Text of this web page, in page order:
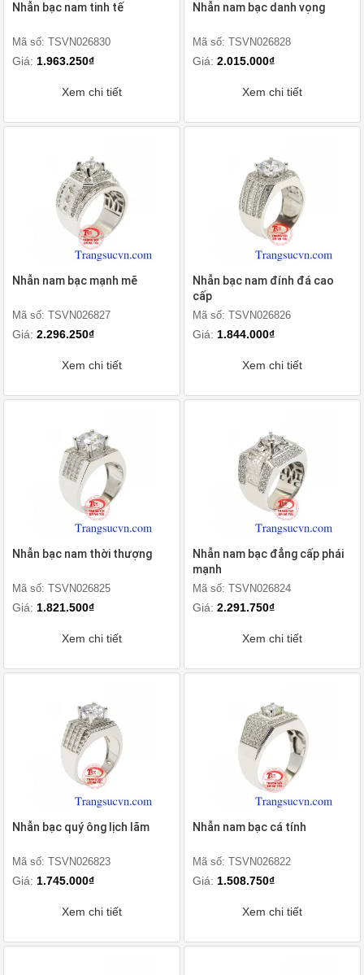
Nhẫn bạc nam tinh tế
Mã số: TSVN026830
Giá: 1.963.250₫
Xem chi tiết
Nhẫn nam bạc danh vọng
Mã số: TSVN026828
Giá: 2.015.000₫
Xem chi tiết
Nhẫn nam bạc mạnh mẽ
Mã số: TSVN026827
Giá: 2.296.250₫
Xem chi tiết
Nhẫn bạc nam đính đá cao
cấp
Mã số: TSVN026826
Giá: 1.844.000₫
Xem chi tiết
Nhẫn bạc nam thời thượng
Mã số: TSVN026825
Giá: 1.821.500₫
Xem chi tiết
Nhẫn nam bạc đẳng cấp phái
mạnh
Mã số: TSVN026824
Giá: 2.291.750₫
Xem chi tiết
Nhẫn bạc quý ông lịch lãm
Mã số: TSVN026823
Giá: 1.745.000₫
Xem chi tiết
Nhẫn nam bạc cá tính
Mã số: TSVN026822
Giá: 1.508.750₫
Xem chi tiết